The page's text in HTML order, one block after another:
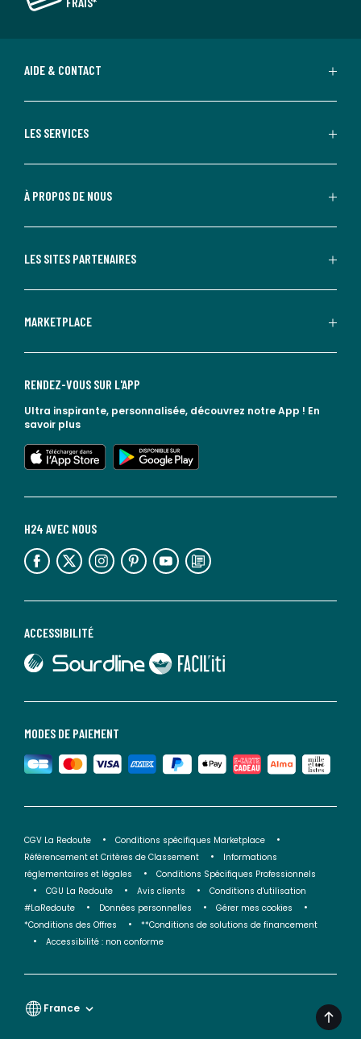
AIDE & CONTACT
LES SERVICES
À PROPOS DE NOUS
LES SITES PARTENAIRES
MARKETPLACE
MODES DE PAIEMENT
ACCESSIBILITÉ
lien vers Sourdline
lien vers Faciliti
H24 AVEC NOUS
lien vers l'espace réseaux sociaux lien vers l'espace réseaux sociaux lien vers l'espace réseaux sociaux lien vers l'espace réseaux sociaux lien vers l'espace réseaux sociaux lien vers le blog la redoute
RENDEZ-VOUS SUR L'APP
Ultra inspirante, personnalisée, découvrez notre App ! En
savoir plus
lien vers l'app store
lien vers google play
CGV La Redoute
Conditions spécifiques Marketplace
Référencement et Critères de Classement
Informations
réglementaires et légales
Conditions Spécifiques Professionnels
CGU La Redoute
Avis clients
Conditions d'utilisation
#LaRedoute
Données personnelles
Gérer mes cookies
*Conditions des Offres
**Conditions de solutions de financement
Accessibilité : non conforme
France